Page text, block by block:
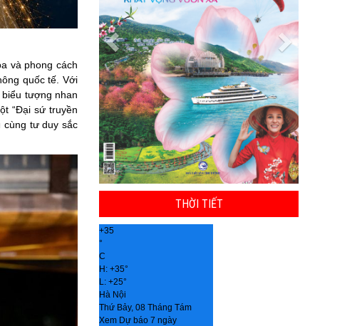
và phong cách
quốc tế. Với
tượng nhan
“Đại sứ truyền
cùng tư duy sắc
THỜI TIẾT
+35
°
C
H: +35°
L: +25°
Hà Nội
Thứ Bảy, 08 Tháng Tám
Xem Dự báo 7 ngày